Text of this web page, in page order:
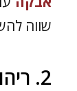
שווה
2. ריהוט מתקפל ומודולרי שלא חונק את המעבר